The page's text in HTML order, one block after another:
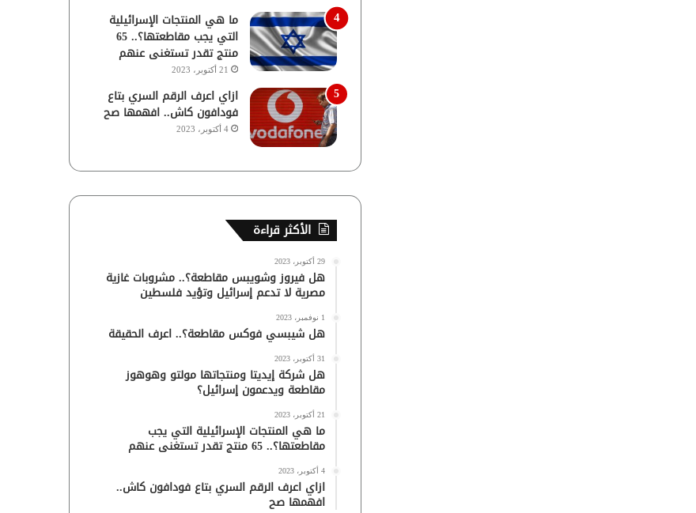
ما هي المنتجات الإسرائيلية
التي يجب مقاطعتها؟.. 65
منتج تقدر تستغنى عنهم
21 أكتوبر، 2023
ازاي اعرف الرقم السري بتاع
فودافون كاش.. افهمها صح
4 أكتوبر، 2023
الأكثر قراءة
29 أكتوبر، 2023
هل فيروز وشويبس مقاطعة؟.. مشروبات غازية
مصرية لا تدعم إسرائيل وتؤيد فلسطين
1 نوفمبر، 2023
هل شيبسي فوكس مقاطعة؟.. اعرف الحقيقة
31 أكتوبر، 2023
هل شركة إيديتا ومنتجاتها مولتو وهوهوز
مقاطعة ويدعمون إسرائيل؟
21 أكتوبر، 2023
ما هي المنتجات الإسرائيلية التي يجب
مقاطعتها؟.. 65 منتج تقدر تستغنى عنهم
4 أكتوبر، 2023
ازاي اعرف الرقم السري بتاع فودافون كاش..
افهمها صح